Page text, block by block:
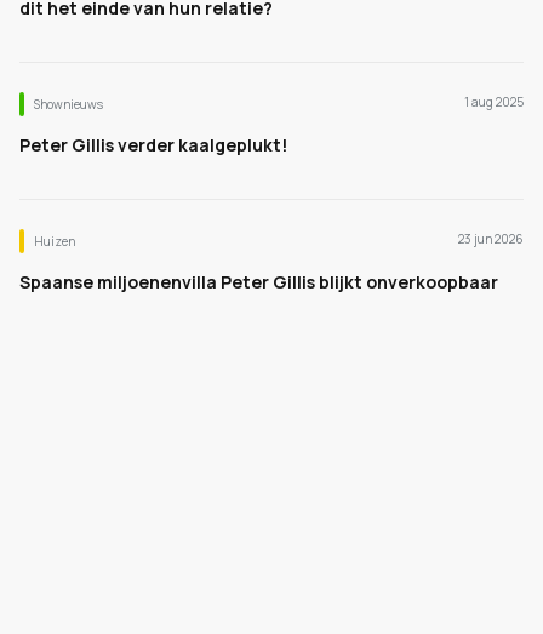
dit het einde van hun relatie?
Shownieuws 1 aug 2025
Peter Gillis verder kaalgeplukt!
Huizen 23 jun 2026
Spaanse miljoenenvilla Peter Gillis blijkt onverkoopbaar